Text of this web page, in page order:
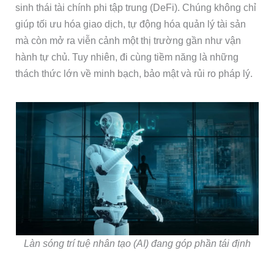
sinh thái tài chính phi tập trung (DeFi). Chúng không chỉ
giúp tối ưu hóa giao dịch, tự động hóa quản lý tài sản
mà còn mở ra viễn cảnh một thị trường gần như vận
hành tự chủ. Tuy nhiên, đi cùng tiềm năng là những
thách thức lớn về minh bạch, bảo mật và rủi ro pháp lý.
Làn sóng trí tuệ nhân tạo (AI) đang góp phần tái định